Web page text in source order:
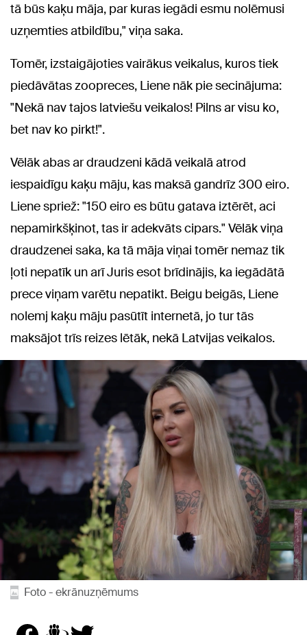
tā būs kaķu māja, par kuras iegādi esmu nolēmusi
uzņemties atbildību," viņa saka.
Tomēr, izstaigājoties vairākus veikalus, kuros tiek
piedāvātas zoopreces, Liene nāk pie secinājuma:
"Nekā nav tajos latviešu veikalos! Pilns ar visu ko,
bet nav ko pirkt!".
Vēlāk abas ar draudzeni kādā veikalā atrod
iespaidīgu kaķu māju, kas maksā gandrīz 300 eiro.
Liene spriež: "150 eiro es būtu gatava iztērēt, aci
nepamirkšķinot, tas ir adekvāts cipars." Vēlāk viņa
draudzenei saka, ka tā māja viņai tomēr nemaz tik
ļoti nepatīk un arī Juris esot brīdinājis, ka iegādātā
prece viņam varētu nepatikt. Beigu beigās, Liene
nolemj kaķu māju pasūtīt internetā, jo tur tās
maksājot trīs reizes lētāk, nekā Latvijas veikalos.
Foto - ekrānuzņēmums